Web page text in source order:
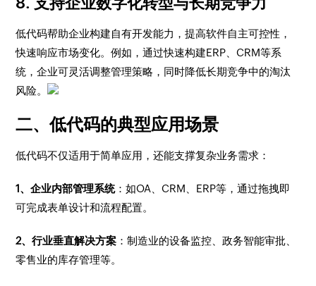
低代码帮助企业构建自有开发能力，提高软件自主可控性，
快速响应市场变化。例如，通过快速构建ERP、CRM等系
统，企业可灵活调整管理策略，同时降低长期竞争中的淘汰
风险。
二、低代码的典型应用场景
低代码不仅适用于简单应用，还能支撑复杂业务需求：
1、企业内部管理系统：如OA、CRM、ERP等，通过拖拽即
可完成表单设计和流程配置。
2、行业垂直解决方案 ：制造业的设备监控、政务智能审批、
零售业的库存管理等。